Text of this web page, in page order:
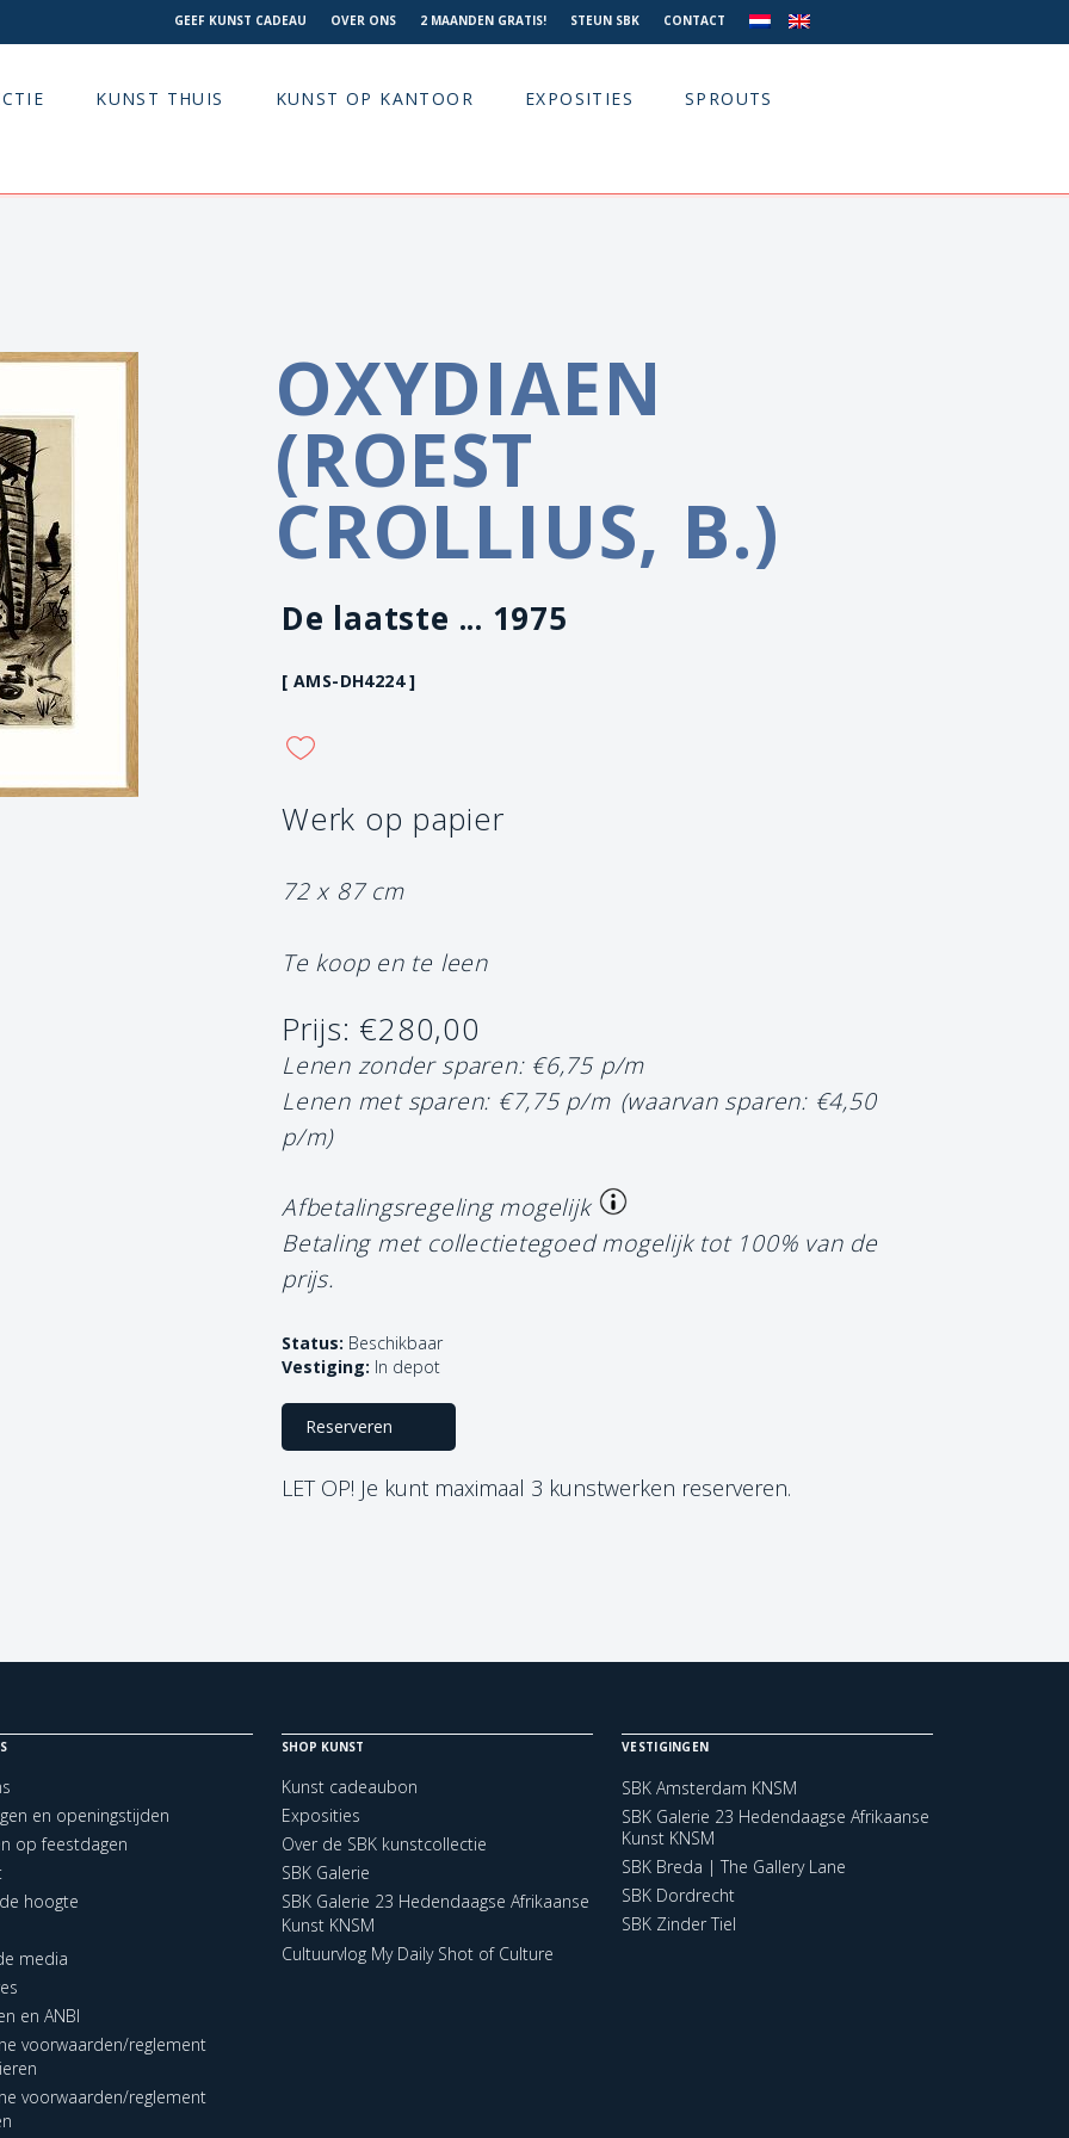
GEEF KUNST CADEAU OVER ONS 2 MAANDEN GRATIS! STEUN SBK CONTACT
KUNST THUIS KUNST OP KANTOOR EXPOSITIES SPROUTS
OXYDIAEN
(ROEST
CROLLIUS, B.)
De laatste ... 1975
[ AMS-DH4224 ]
Werk op papier
72 x 87 cm
Te koop en te leen
Prijs: €280,00
Lenen zonder sparen: €6,75 p/m
Lenen met sparen: €7,75 p/m (waarvan sparen: €4,50
p/m)
Afbetalingsregeling mogelijk
Betaling met collectietegoed mogelijk tot 100% van de
prijs.
Status: Beschikbaar
Vestiging: In depot
Reserveren
LET OP! Je kunt maximaal 3 kunstwerken reserveren.
en openingstijden
op feestdagen
hoogte
media
en ANBI
voorwaarden/reglement
voorwaarden/reglement
SHOP KUNST
Kunst cadeaubon
Exposities
Over de SBK kunstcollectie
SBK Galerie
SBK Galerie 23 Hedendaagse Afrikaanse
Kunst KNSM
Cultuurvlog My Daily Shot of Culture
VESTIGINGEN
SBK Amsterdam KNSM
SBK Galerie 23 Hedendaagse Afrikaanse
Kunst KNSM
SBK Breda | The Gallery Lane
SBK Dordrecht
SBK Zinder Tiel